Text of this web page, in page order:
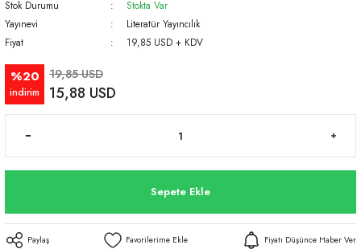
Stok Durumu
Stokta Var
Yayınevi
Literatür Yayıncılık
Fiyat
19,85 USD + KDV
%20
indirim
19,85 USD
15,88 USD
Sepete Ekle
Paylaş Fiyatı Düşünce Haber Ver